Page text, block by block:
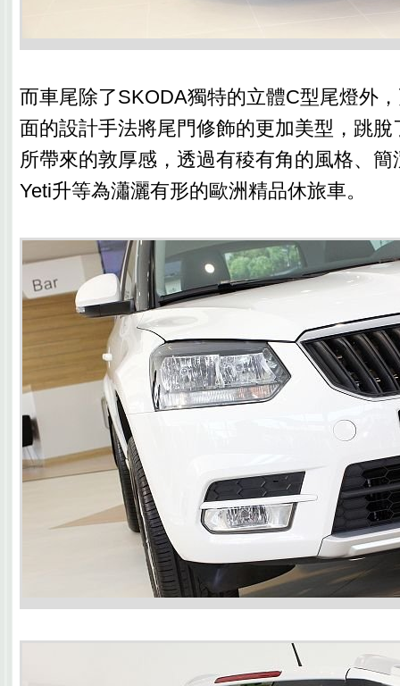
而車尾除了SKODA獨特的立體C型尾燈外
面的設計手法將尾門修飾的更加美型，跳
所帶來的敦厚感，透過有稜有角的風格、
Yeti升等為瀟灑有形的歐洲精品休旅車。